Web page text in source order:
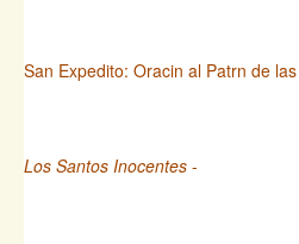
San Expedito: Oracin al Patrn de
Los Santos Inocentes -